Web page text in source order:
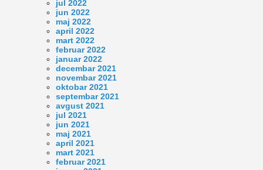
jul 2022
jun 2022
maj 2022
april 2022
mart 2022
februar 2022
januar 2022
decembar 2021
novembar 2021
oktobar 2021
septembar 2021
avgust 2021
jul 2021
jun 2021
maj 2021
april 2021
mart 2021
februar 2021